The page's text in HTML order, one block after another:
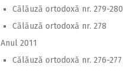
Călăuză ortodoxă nr. 279-280
Călăuză ortodoxă nr. 278
Anul 2011
Călăuză ortodoxă nr. 276-277